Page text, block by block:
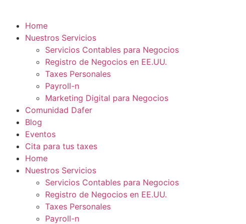
Home
Nuestros Servicios
Servicios Contables para Negocios
Registro de Negocios en EE.UU.
Taxes Personales
Payroll-n
Marketing Digital para Negocios
Comunidad Dafer
Blog
Eventos
Cita para tus taxes
Home
Nuestros Servicios
Servicios Contables para Negocios
Registro de Negocios en EE.UU.
Taxes Personales
Payroll-n